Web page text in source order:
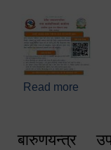
Read more
बारुणयन्त्र